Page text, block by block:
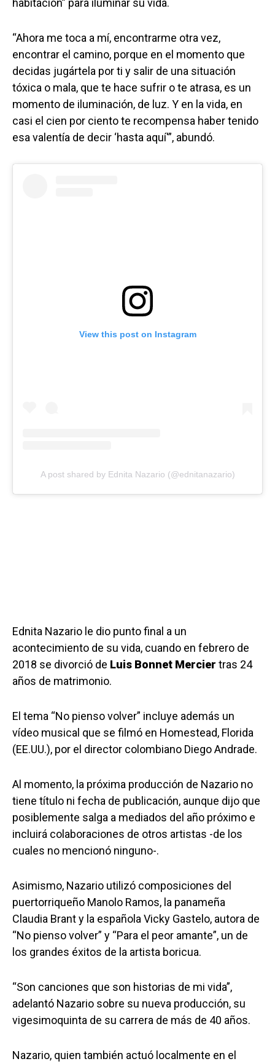
habitación” para iluminar su vida.
“Ahora me toca a mí, encontrarme otra vez,
encontrar el camino, porque en el momento que
decidas jugártela por ti y salir de una situación
tóxica o mala, que te hace sufrir o te atrasa, es un
momento de iluminación, de luz. Y en la vida, en
casi el cien por ciento te recompensa haber tenido
esa valentía de decir ‘hasta aquí'”, abundó.
View this post on Instagram
A post shared by Ednita Nazario (@ednitanazario)
Ednita Nazario le dio punto final a un
acontecimiento de su vida, cuando en febrero de
2018 se divorció de Luis Bonnet Mercier tras 24
años de matrimonio.
El tema “No pienso volver” incluye además un
vídeo musical que se filmó en Homestead, Florida
(EE.UU.), por el director colombiano Diego Andrade.
Al momento, la próxima producción de Nazario no
tiene título ni fecha de publicación, aunque dijo que
posiblemente salga a mediados del año próximo e
incluirá colaboraciones de otros artistas -de los
cuales no mencionó ninguno-.
Asimismo, Nazario utilizó composiciones del
puertorriqueño Manolo Ramos, la panameña
Claudia Brant y la española Vicky Gastelo, autora de
“No pienso volver” y “Para el peor amante”, un de
los grandes éxitos de la artista boricua.
“Son canciones que son historias de mi vida”,
adelantó Nazario sobre su nueva producción, su
vigesimoquinta de su carrera de más de 40 años.
Nazario, quien también actuó localmente en el